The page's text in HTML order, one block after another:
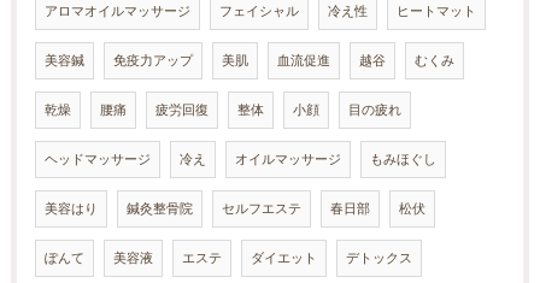
アロマオイルマッサージ フェイシャル 冷え性 ヒートマット
美容鍼 免疫力アップ 美肌 血流促進 越谷 むくみ
乾燥 腰痛 疲労回復 整体 小顔 目の疲れ
ヘッドマッサージ 冷え オイルマッサージ もみほぐし
美容はり 鍼灸整骨院 セルフエステ 春日部 松伏
ぽんて 美容液 エステ ダイエット デトックス